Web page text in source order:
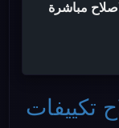
مباشرة
تكييفات